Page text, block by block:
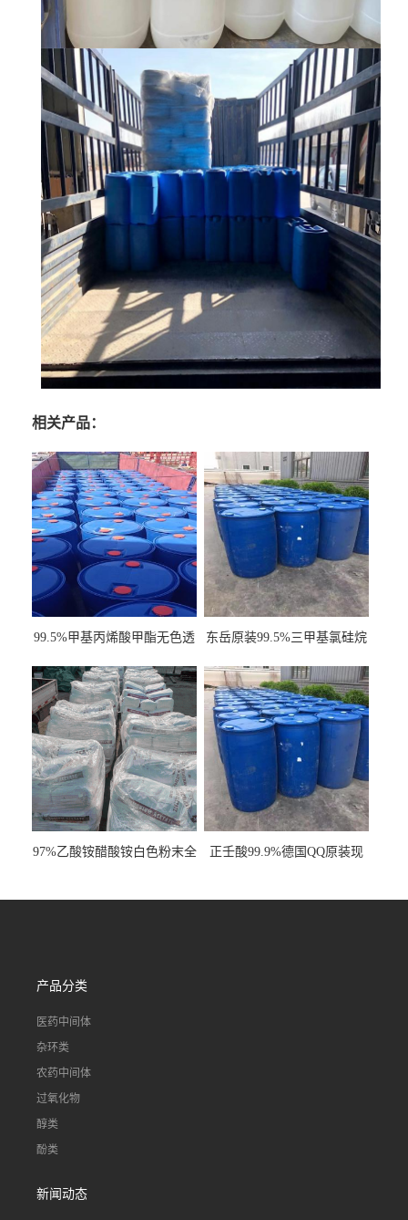
相关产品：
99.5%甲基丙烯酸甲酯无色透
东岳原装99.5%三甲基氯硅烷
97%乙酸铵醋酸铵白色粉末全
正壬酸99.9%德国QQ原装现
产品分类
医药中间体
杂环类
农药中间体
过氧化物
醇类
酚类
新闻动态